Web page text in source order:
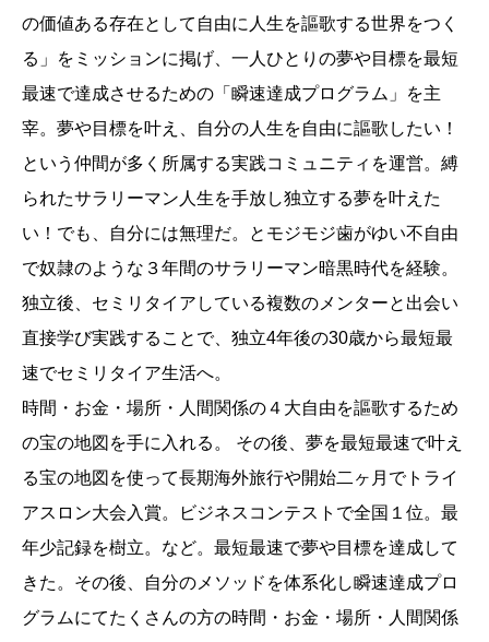
の価値ある存在として自由に人生を謳歌する世界をつく
る」をミッションに掲げ、一人ひとりの夢や目標を最短
最速で達成させるための「瞬速達成プログラム」を主
宰。夢や目標を叶え、自分の人生を自由に謳歌したい！
という仲間が多く所属する実践コミュニティを運営。縛
られたサラリーマン人生を手放し独立する夢を叶えた
い！でも、自分には無理だ。とモジモジ歯がゆい不自由
で奴隷のような３年間のサラリーマン暗黒時代を経験。
独立後、セミリタイアしている複数のメンターと出会い
直接学び実践することで、独立4年後の30歳から最短最
速でセミリタイア生活へ。
時間・お金・場所・人間関係の４大自由を謳歌するため
の宝の地図を手に入れる。 その後、夢を最短最速で叶え
る宝の地図を使って長期海外旅行や開始二ヶ月でトライ
アスロン大会入賞。ビジネスコンテストで全国１位。最
年少記録を樹立。など。最短最速で夢や目標を達成して
きた。その後、自分のメソッドを体系化し瞬速達成プロ
グラムにてたくさんの方の時間・お金・場所・人間関係